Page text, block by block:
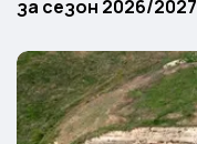
за сезон 2026/2027